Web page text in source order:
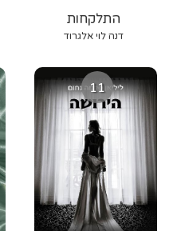
התלקחות
דנה לוי אלגרוד
11